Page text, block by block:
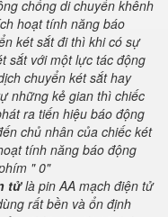
chống di chuyển khênh
hoạt tính năng báo
két sắt đi thì khi có sự
sắt với một lực tác động
chuyển két sắt hay
những kẻ gian thì chiếc
ra tiến hiệu báo động
chủ nhân của chiếc két
tính năng báo động
" 0"
tửlà pin AA mạch điện tử
rất bền và ổn định